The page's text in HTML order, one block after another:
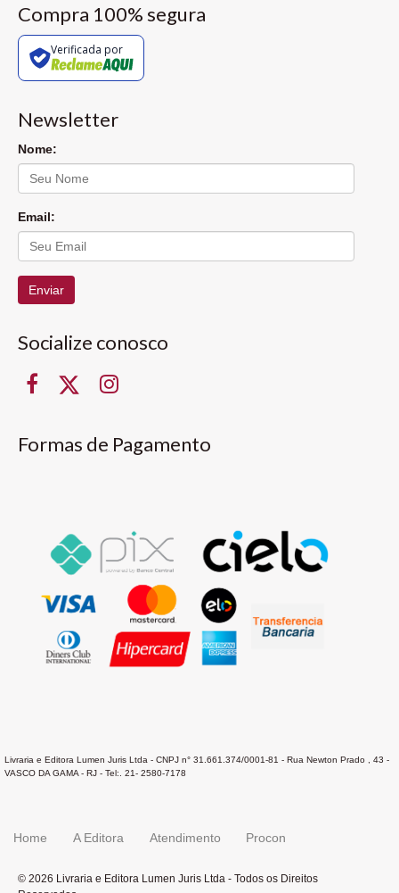
Compra 100% segura
Verificada por
Newsletter
Nome:
Email:
Enviar
Socialize conosco
Formas de Pagamento
Livraria e Editora Lumen Juris Ltda - CNPJ n° 31.661.374/0001-81 - Rua Newton Prado , 43 -
VASCO DA GAMA - RJ - Tel:. 21- 2580-7178
Home A Editora Atendimento Procon
© 2026 Livraria e Editora Lumen Juris Ltda - Todos os Direitos